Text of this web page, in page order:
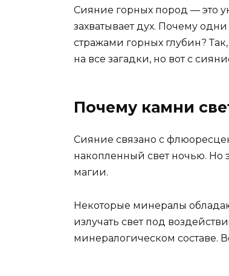
Сияние горных пород — это
захватывает дух. Почему
стражами горных глубин?
на все загадки, но вот с
Почему камни
Сияние связано с
накопленный свет ночью. Но
магии.
Некоторые минералы
излучать свет под
минералогическом составе.